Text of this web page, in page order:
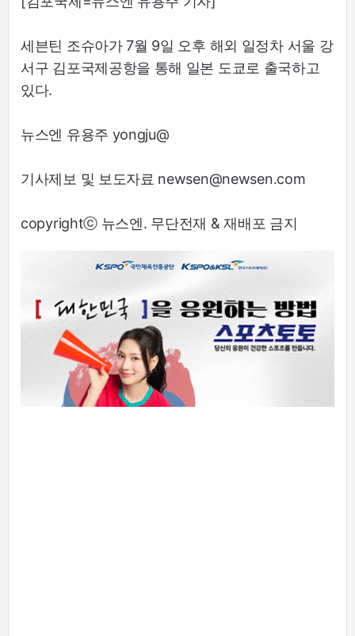
세븐틴 조슈아가 7월 9일 오후 해외 일정차 서울 강
서구 김포국제공항을 통해 일본 도쿄로 출국하고
있다.
뉴스엔 유용주 yongju@
기사제보 및 보도자료 newsen@newsen.com
copyrightⓒ 뉴스엔. 무단전재 & 재배포 금지